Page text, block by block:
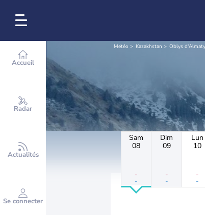
Accueil
Radar
Actualités
Se connecter
Météo Kazakhstan Oblys d'Almaty
Sam
08
-
-
Dim
09
-
-
Lun
10
-
-